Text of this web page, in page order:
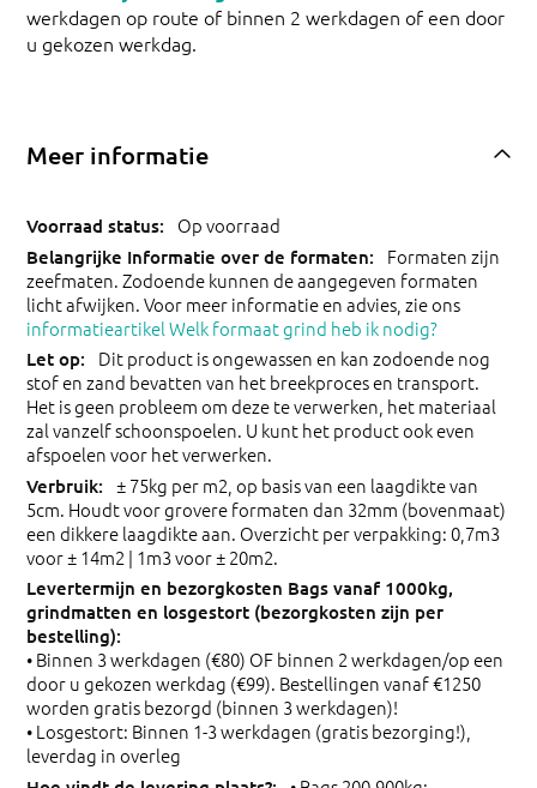
werkdagen op route of binnen 2 werkdagen of een door
u gekozen werkdag.
Meer informatie
Op voorraad
Formaten zijn
zeefmaten. Zodoende kunnen de aangegeven formaten
licht afwijken. Voor meer informatie en advies, zie ons
informatieartikel Welk formaat grind heb ik nodig?
Dit product is ongewassen en kan zodoende nog
stof en zand bevatten van het breekproces en transport.
Het is geen probleem om deze te verwerken, het materiaal
zal vanzelf schoonspoelen. U kunt het product ook even
afspoelen voor het verwerken.
± 75kg per m2, op basis van een laagdikte van
5cm. Houdt voor grovere formaten dan 32mm (bovenmaat)
een dikkere laagdikte aan. Overzicht per verpakking: 0,7m3
voor ± 14m2 | 1m3 voor ± 20m2.
• Binnen 3 werkdagen (€80) OF binnen 2 werkdagen/op een
door u gekozen werkdag (€99). Bestellingen vanaf €1250
worden gratis bezorgd (binnen 3 werkdagen)!
• Losgestort: Binnen 1-3 werkdagen (gratis bezorging!),
leverdag in overleg